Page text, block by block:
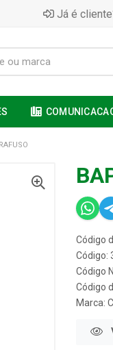
Já é
Código
Código:
Código
Código
Marca: